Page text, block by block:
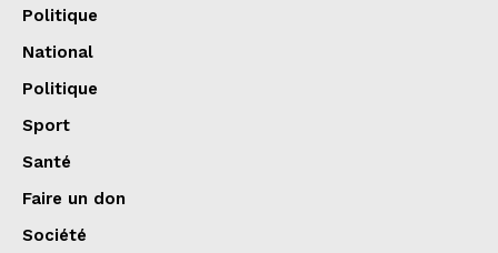
Politique
National
Politique
Sport
Santé
Faire un don
Société